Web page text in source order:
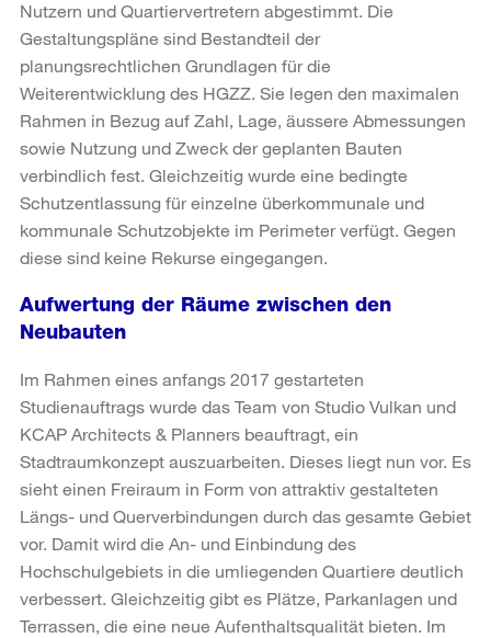
Nutzern und Quartiervertretern abgestimmt. Die
Gestaltungspläne sind Bestandteil der
planungsrechtlichen Grundlagen für die
Weiterentwicklung des HGZZ. Sie legen den maximalen
Rahmen in Bezug auf Zahl, Lage, äussere Abmessungen
sowie Nutzung und Zweck der geplanten Bauten
verbindlich fest. Gleichzeitig wurde eine bedingte
Schutzentlassung für einzelne überkommunale und
kommunale Schutzobjekte im Perimeter verfügt. Gegen
diese sind keine Rekurse eingegangen.
Aufwertung der Räume zwischen den
Neubauten
Im Rahmen eines anfangs 2017 gestarteten
Studienauftrags wurde das Team von Studio Vulkan und
KCAP Architects & Planners beauftragt, ein
Stadtraumkonzept auszuarbeiten. Dieses liegt nun vor. Es
sieht einen Freiraum in Form von attraktiv gestalteten
Längs- und Querverbindungen durch das gesamte Gebiet
vor. Damit wird die An- und Einbindung des
Hochschulgebiets in die umliegenden Quartiere deutlich
verbessert. Gleichzeitig gibt es Plätze, Parkanlagen und
Terrassen, die eine neue Aufenthaltsqualität bieten. Im